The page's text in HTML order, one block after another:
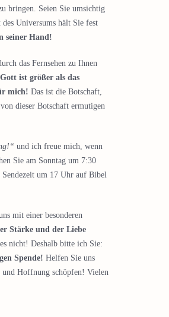
bringen. Seien Sie umsichtig
Universums hält Sie fest
seiner Hand!
das Fernsehen zu Ihnen
ist größer als das
mich! Das ist die Botschaft,
dieser Botschaft ermutigen
und ich freue mich, wenn
Sie am Sonntag um 7:30
um 17 Uhr auf Bibel
mit einer besonderen
Stärke und der Liebe
nicht! Deshalb bitte ich Sie:
Spende! Helfen Sie uns
und Hoffnung schöpfen! Vielen